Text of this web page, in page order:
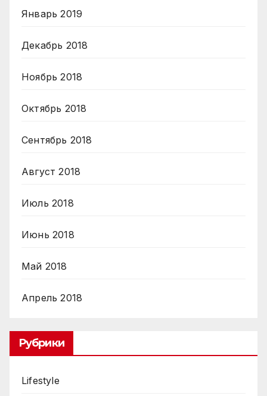
Январь 2019
Декабрь 2018
Ноябрь 2018
Октябрь 2018
Сентябрь 2018
Август 2018
Июль 2018
Июнь 2018
Май 2018
Апрель 2018
Рубрики
Lifestyle